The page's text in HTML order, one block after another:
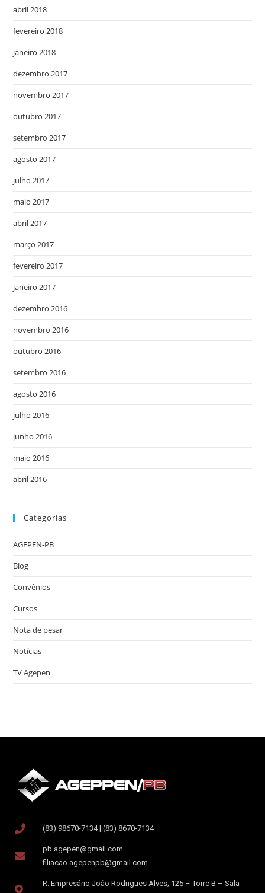
abril 2018
fevereiro 2018
janeiro 2018
dezembro 2017
novembro 2017
outubro 2017
setembro 2017
agosto 2017
julho 2017
maio 2017
abril 2017
março 2017
fevereiro 2017
janeiro 2017
dezembro 2016
novembro 2016
outubro 2016
setembro 2016
agosto 2016
julho 2016
junho 2016
maio 2016
abril 2016
Categorias
AGEPEN-PB
Blog
Convênios
Cursos
Nota de pesar
Notícias
TV Agepen
(83) 98670-7134 | (83) 8670-7134
pb.agepen@gmail.com
filiacao.agepenpb@gmail.com
R. Empresário João Rodrigues Alves, 125 – Torre B – Sala